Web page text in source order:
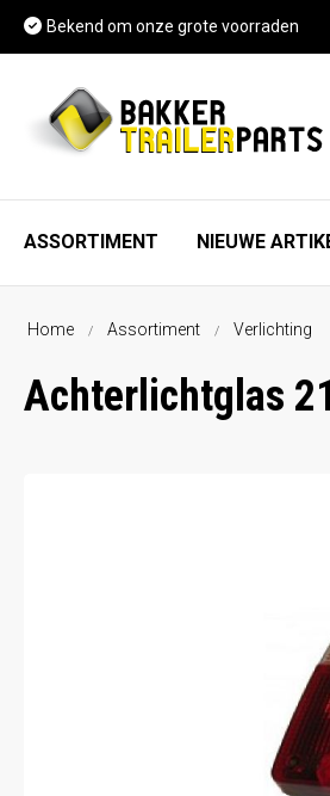
Bekend om onze grote voorraden
ASSORTIMENT NIEUWE
As, wiel en rem onderdelen
Spatschermen
FAQ
Vacature
Home Assortiment Verlichting
Achterlichtglas